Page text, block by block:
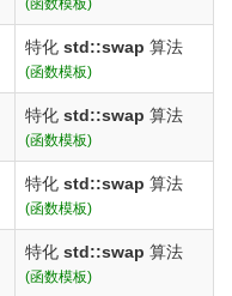
(函数模板)
特化 std::swap 算法
(函数模板)
特化 std::swap 算法
(函数模板)
特化 std::swap 算法
(函数模板)
特化 std::swap 算法
(函数模板)